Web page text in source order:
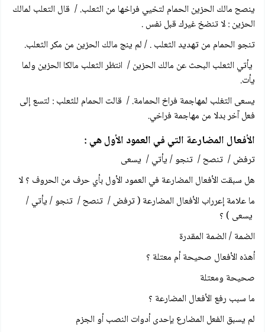
ينصح مالك الحزين الحمام لتخيي فراخها من الثعلب. / قال التعلب لمالك
الحزين : لا تنضخ غيرك قبل نفس .
تنجو الحمام من تهديد الثعلب . / لم ينج مالك الحزين من مكر الثعلب.
يأتي الثعلب البحث عن مالك الحزين / انتظر الثعلب مالكا الحزين ولما
يأت.
يسعى التغلب لمهاجمة فراخ الحمامة. / قالت الحمام للثعلب : لتسع إلى
فعل آخر بدلا من مهاجمة فراخي.
الأفعال المضارعة التي في العمود الأول هي :
ترفض / تنصح / تنجو / يأتي / يسعى
هل سبقت الأفعال المضارعة في العمود الأول بأي حرف من الحروف ؟ لا
ما علامة إعرراب الأفعال المضارعة ( ترفض / تنصح / تنجو / يأتي /
يسعى ) ؟
الضمة / الضمة المقدرة
أهذه الأفعال صحيحة أم معتلة ؟
صحيحة ومعتلة
ما سبب رفع الأفعال المضارعة ؟
لم يسبق الفعل المضارع بإحدى أدوات النصب أو الجزم